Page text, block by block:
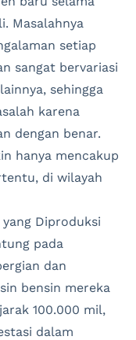
Masalahnya
setiap
sangat bervariasi
sehingga
karena
dengan benar.
hanya mencakup
di wilayah
Diproduksi
pada
dan
bensin mereka
100.000 mil,
dalam